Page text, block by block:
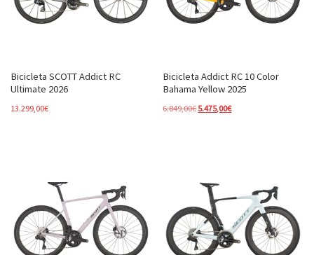
Bicicleta SCOTT Addict RC
Ultimate 2026
13.299,00€
Bicicleta Addict RC 10 Color
Bahama Yellow 2025
6.849,00€El precio original era: 6.849,00€.
5.475,00€El precio actual es: